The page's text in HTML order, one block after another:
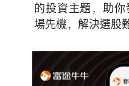
的投資主題，助
場先機，解決選股